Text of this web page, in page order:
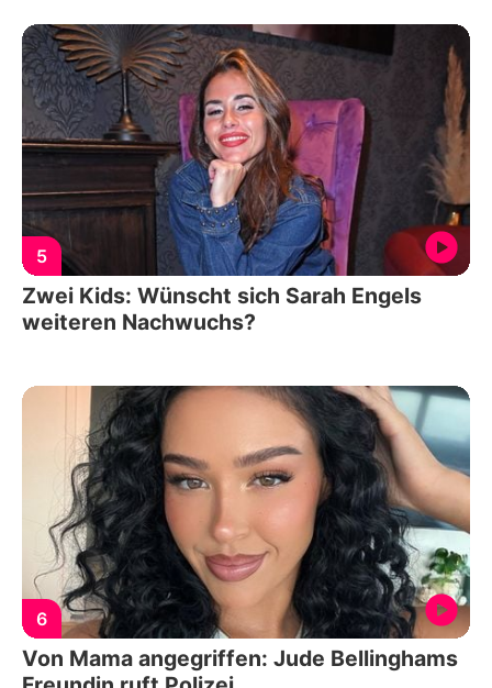
5
Zwei Kids: Wünscht sich Sarah Engels
weiteren Nachwuchs?
6
Von Mama angegriffen: Jude Bellinghams